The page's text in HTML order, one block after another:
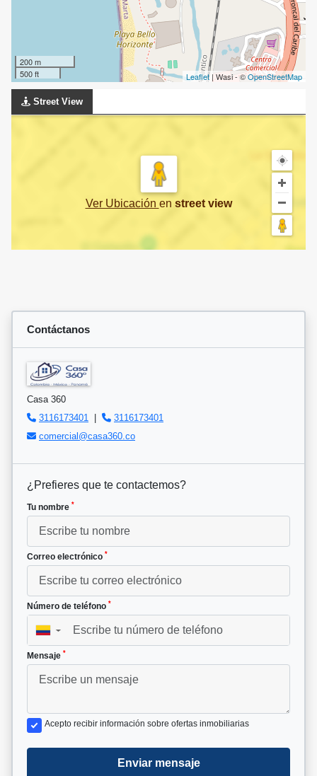
200 m
500 ft
Leaflet| Wasi - ©OpenStreetMap
Street View
Ver Ubicación en street view
Contáctanos
Casa 360
3116173401
|
3116173401
comercial@casa360.co
¿Prefieres que te contactemos?
Tu nombre *
Correo electrónico *
Número de teléfono *
▼
Mensaje *
Acepto recibir información sobre ofertas inmobiliarias
Enviar mensaje